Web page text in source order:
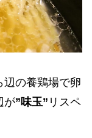
辺の養鶏場で卵
が”味玉” リスペ